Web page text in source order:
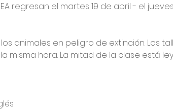
regresan el martes 19 de abril - el
animales en peligro de extinción. Los
misma hora. La mitad de la clase está